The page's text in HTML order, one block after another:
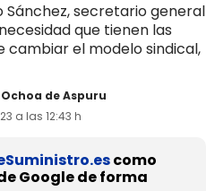
Sánchez, secretario general
que tienen las
cambiar el modelo sindical,
de Aspuru
a las 12:43 h
como
Google de forma